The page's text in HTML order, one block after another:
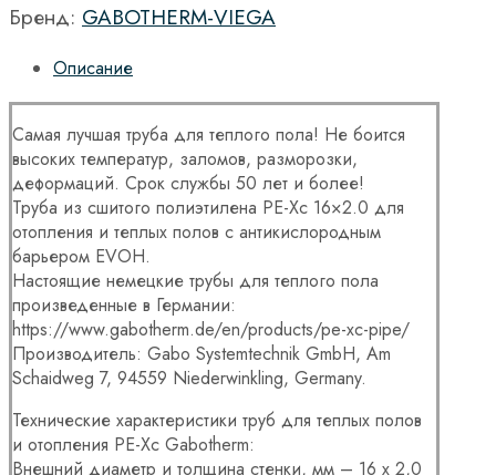
Бренд: GABOTHERM-VIEGA
Описание
Самая лучшая труба для теплого пола! Не боится
высоких температур, заломов, разморозки,
деформаций. Срок службы 50 лет и более!
Труба из сшитого полиэтилена PE-Xc 16×2.0 для
отопления и теплых полов с антикислородным
барьером EVOH.
Настоящие немецкие трубы для теплого пола
произведенные в Германии:
https://www.gabotherm.de/en/products/pe-xc-pipe/
Производитель: Gabo Systemtechnik GmbH, Am
Schaidweg 7, 94559 Niederwinkling, Germany.
Технические характеристики труб для теплых полов
и отопления PE-Xc Gabotherm:
Внешний диаметр и толщина стенки, мм – 16 х 2,0